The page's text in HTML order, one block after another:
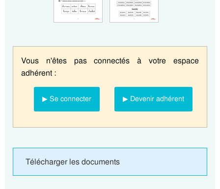
Vous n'êtes pas connectés à votre espace
adhérent :
▶ Se connecter ▶ Devenir adhérent
Télécharger les documents